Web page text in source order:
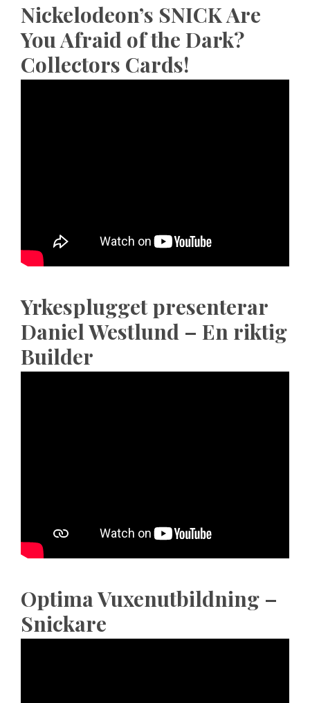
Nickelodeon’s SNICK Are
You Afraid of the Dark?
Collectors Cards!
Yrkesplugget presenterar
Daniel Westlund – En riktig
Builder
Optima Vuxenutbildning –
Snickare